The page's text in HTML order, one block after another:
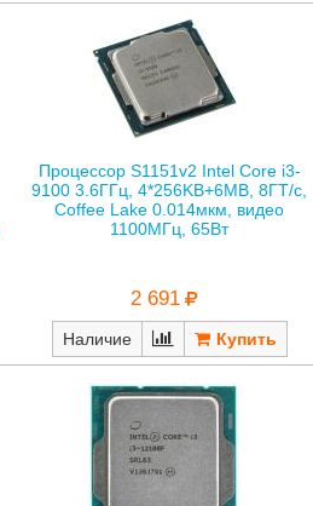
Процессор S1151v2 Intel Core i3-
9100 3.6ГГц, 4*256KB+6MB, 8ГТ/с,
Coffee Lake 0.014мкм, видео
1100МГц, 65Вт
2 691
Наличие